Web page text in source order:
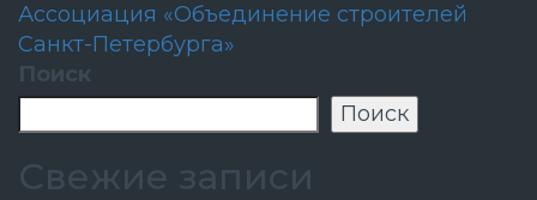
Ассоциация «Объединение строителей
Санкт-Петербурга»
Поиск
Поиск
Свежие записи